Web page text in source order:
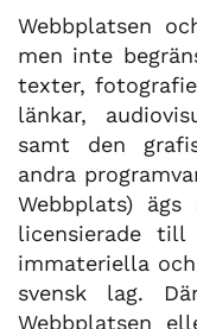
Webbplatsen
men inte
texter,
länkar,
samt den
andra
Webbplats)
licensierade
immateriella
svensk lag.
Webbplatsen